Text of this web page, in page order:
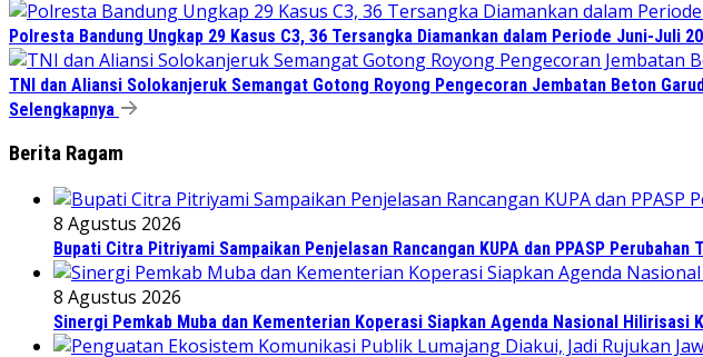
Polresta Bandung Ungkap 29 Kasus C3, 36 Tersangka Diamankan dalam Periode Juni-Juli
TNI dan Aliansi Solokanjeruk Semangat Gotong Royong Pengecoran Jembatan Beton
Selengkapnya
Berita Ragam
8 Agustus 2026
Bupati Citra Pitriyami Sampaikan Penjelasan Rancangan KUPA dan PPASP Perubahan
8 Agustus 2026
Sinergi Pemkab Muba dan Kementerian Koperasi Siapkan Agenda Nasional Hilirisasi